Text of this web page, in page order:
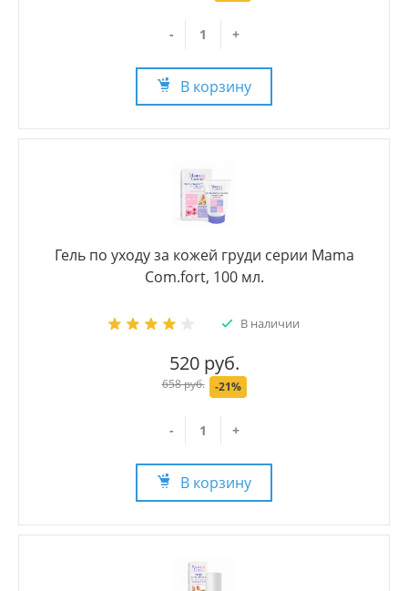
- +
В корзину
Гель по уходу за кожей груди серии Mama
Com.fort, 100 мл.
В наличии
520 руб.
658 руб. -21%
- +
В корзину